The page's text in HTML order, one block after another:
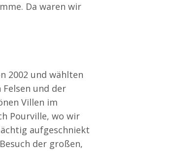
Da waren wir
2002 und wählten
und der
Villen im
Pourville, wo wir
aufgeschniekt
der großen,